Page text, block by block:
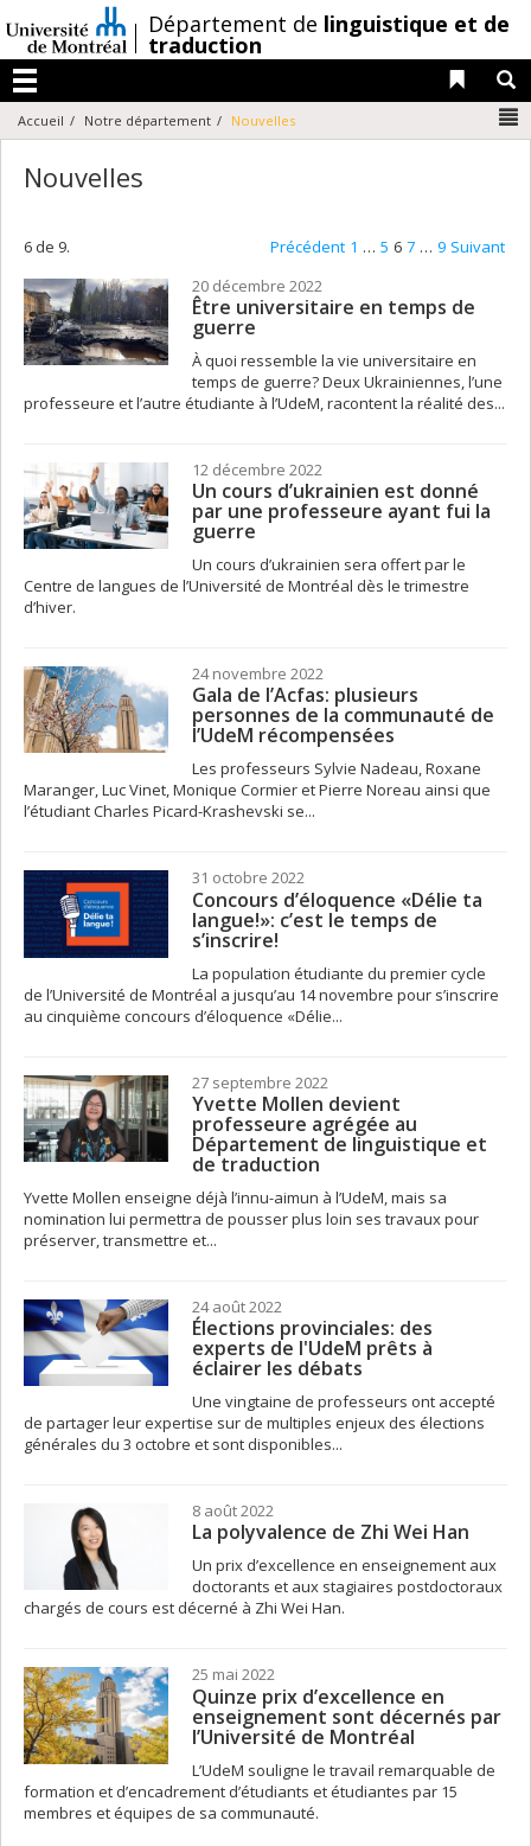
au
contenu
/Département de linguistique et de
traduction
Menu
Liens
Accueil Notre département Nouvelles
Nouvelles
6 de 9. Précédent 1 … 5 6 7 … 9 Suivant
20 décembre 2022
Être universitaire en temps de
guerre
À quoi ressemble la vie universitaire en
temps de guerre? Deux Ukrainiennes, l’une
professeure et l’autre étudiante à l’UdeM, racontent la réalité des...
12 décembre 2022
Un cours d’ukrainien est donné
par une professeure ayant fui la
guerre
Un cours d’ukrainien sera offert par le
Centre de langues de l’Université de Montréal dès le trimestre
d’hiver.
24 novembre 2022
Gala de l’Acfas: plusieurs
personnes de la communauté de
l’UdeM récompensées
Les professeurs Sylvie Nadeau, Roxane
Maranger, Luc Vinet, Monique Cormier et Pierre Noreau ainsi que
l’étudiant Charles Picard-Krashevski se...
31 octobre 2022
Concours d’éloquence «Délie ta
langue!»: c’est le temps de
s’inscrire!
La population étudiante du premier cycle
de l’Université de Montréal a jusqu’au 14 novembre pour s’inscrire
au cinquième concours d’éloquence «Délie...
27 septembre 2022
Yvette Mollen devient
professeure agrégée au
Département de linguistique et
de traduction
Yvette Mollen enseigne déjà l’innu-aimun à l’UdeM, mais sa
nomination lui permettra de pousser plus loin ses travaux pour
préserver, transmettre et...
24 août 2022
Élections provinciales: des
experts de l'UdeM prêts à
éclairer les débats
Une vingtaine de professeurs ont accepté
de partager leur expertise sur de multiples enjeux des élections
générales du 3 octobre et sont disponibles...
8 août 2022
La polyvalence de Zhi Wei Han
Un prix d’excellence en enseignement aux
doctorants et aux stagiaires postdoctoraux
chargés de cours est décerné à Zhi Wei Han.
25 mai 2022
Quinze prix d’excellence en
enseignement sont décernés par
l’Université de Montréal
L’UdeM souligne le travail remarquable de
formation et d’encadrement d’étudiants et étudiantes par 15
membres et équipes de sa communauté.